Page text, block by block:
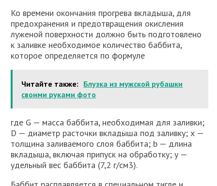
Ко времени окончания прогрева вкладыша, для
предохранения и предотвращения окисления
луженой поверхности должно быть подготовлено
к заливке необходимое количество баббита,
которое определяется по формуле
Читайте также: Блузка из мужской рубашки
своими руками фото
где G — масса баббита, необходимая для заливки;
D — диаметр расточки вкладыша под заливку; х —
толщина заливаемого слоя баббита; b — длина
вкладыша, включая припуск на обработку; у —
удельный вес баббита (7,2 г/см3).